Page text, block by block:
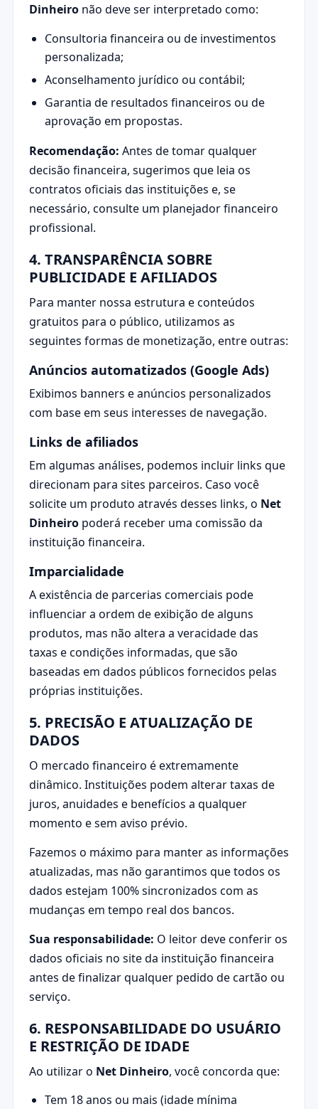
Dinheiro não deve ser interpretado como:
Consultoria financeira ou de investimentos
personalizada;
Aconselhamento jurídico ou contábil;
Garantia de resultados financeiros ou de
aprovação em propostas.
Recomendação: Antes de tomar qualquer
decisão financeira, sugerimos que leia os
contratos oficiais das instituições e, se
necessário, consulte um planejador financeiro
profissional.
4. TRANSPARÊNCIA SOBRE
PUBLICIDADE E AFILIADOS
Para manter nossa estrutura e conteúdos
gratuitos para o público, utilizamos as
seguintes formas de monetização, entre outras:
Anúncios automatizados (Google Ads)
Exibimos banners e anúncios personalizados
com base em seus interesses de navegação.
Links de afiliados
Em algumas análises, podemos incluir links que
direcionam para sites parceiros. Caso você
solicite um produto através desses links, o Net
Dinheiro poderá receber uma comissão da
instituição financeira.
Imparcialidade
A existência de parcerias comerciais pode
influenciar a ordem de exibição de alguns
produtos, mas não altera a veracidade das
taxas e condições informadas, que são
baseadas em dados públicos fornecidos pelas
próprias instituições.
5. PRECISÃO E ATUALIZAÇÃO DE
DADOS
O mercado financeiro é extremamente
dinâmico. Instituições podem alterar taxas de
juros, anuidades e benefícios a qualquer
momento e sem aviso prévio.
Fazemos o máximo para manter as informações
atualizadas, mas não garantimos que todos os
dados estejam 100% sincronizados com as
mudanças em tempo real dos bancos.
Sua responsabilidade: O leitor deve conferir os
dados oficiais no site da instituição financeira
antes de finalizar qualquer pedido de cartão ou
serviço.
6. RESPONSABILIDADE DO USUÁRIO
E RESTRIÇÃO DE IDADE
Ao utilizar o Net Dinheiro, você concorda que:
Tem 18 anos ou mais (idade mínima